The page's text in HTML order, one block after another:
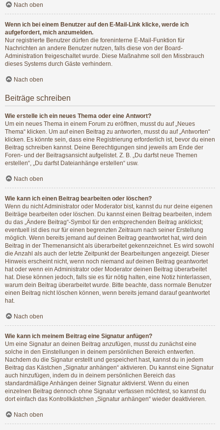
Nach oben
Wenn ich bei einem Benutzer auf den E-Mail-Link klicke, werde ich
aufgefordert, mich anzumelden.
Nur registrierte Benutzer dürfen die foreninterne E-Mail-Funktion für
Nachrichten an andere Benutzer nutzen, falls diese von der Board-
Administration freigeschaltet wurde. Diese Maßnahme soll den Missbrauch
dieses Systems durch Gäste verhindern.
Nach oben
Beiträge schreiben
Wie erstelle ich ein neues Thema oder eine Antwort?
Um ein neues Thema in einem Forum zu eröffnen, musst du auf „Neues
Thema“ klicken. Um auf einen Beitrag zu antworten, musst du auf „Antworten“
klicken. Es könnte sein, dass eine Registrierung erforderlich ist, bevor du einen
Beitrag schreiben kannst. Deine Berechtigungen sind jeweils am Ende der
Foren- und der Beitragsansicht aufgelistet. Z. B. „Du darfst neue Themen
erstellen“, „Du darfst Dateianhänge erstellen“ usw.
Nach oben
Wie kann ich einen Beitrag bearbeiten oder löschen?
Wenn du nicht Administrator oder Moderator bist, kannst du nur deine eigenen
Beiträge bearbeiten oder löschen. Du kannst einen Beitrag bearbeiten, indem
du das „Ändere Beitrag“-Symbol für den entsprechenden Beitrag anklickst;
eventuell ist dies nur für einen begrenzten Zeitraum nach seiner Erstellung
möglich. Wenn bereits jemand auf deinen Beitrag geantwortet hat, wird dein
Beitrag in der Themenansicht als überarbeitet gekennzeichnet. Es wird sowohl
die Anzahl als auch der letzte Zeitpunkt der Bearbeitungen angezeigt. Dieser
Hinweis erscheint nicht, wenn noch niemand auf deinen Beitrag geantwortet
hat oder wenn ein Administrator oder Moderator deinen Beitrag überarbeitet
hat. Diese können jedoch, falls sie es für nötig halten, eine Notiz hinterlassen,
warum dein Beitrag überarbeitet wurde. Bitte beachte, dass normale Benutzer
einen Beitrag nicht löschen können, wenn bereits jemand darauf geantwortet
hat.
Nach oben
Wie kann ich meinem Beitrag eine Signatur anfügen?
Um eine Signatur an deinen Beitrag anzufügen, musst du zunächst eine
solche in den Einstellungen in deinem persönlichen Bereich entwerfen.
Nachdem du die Signatur erstellt und gespeichert hast, kannst du in jedem
Beitrag das Kästchen „Signatur anhängen“ aktivieren. Du kannst eine Signatur
auch hinzufügen, indem du in deinem persönlichen Bereich das
standardmäßige Anhängen deiner Signatur aktivierst. Wenn du einen
einzelnen Beitrag dennoch ohne Signatur verfassen möchtest, so kannst du
dort einfach das Kontrollkästchen „Signatur anhängen“ wieder deaktivieren.
Nach oben